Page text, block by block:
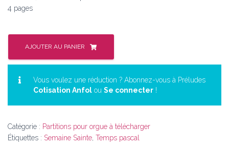
4 pages
quantité
Tu
triomphé
(ILH
165)
AJOUTER AU PANIER
Vous voulez une réduction ? Abonnez-vous à Préludes
Cotisation Anfol ou Se connecter !
Catégorie : Partitions pour orgue à télécharger
Étiquettes : Semaine Sainte, Temps pascal